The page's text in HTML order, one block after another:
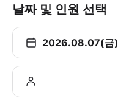
날짜 및 인원 선택
2026.08.07(금)